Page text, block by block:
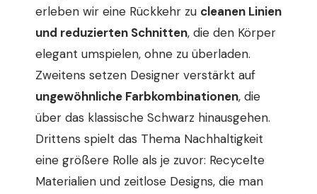
erleben wir eine Rückkehr zu cleanen Linien
und reduzierten Schnitten, die den Körper
elegant umspielen, ohne zu überladen.
Zweitens setzen Designer verstärkt auf
ungewöhnliche Farbkombinationen, die
über das klassische Schwarz hinausgehen.
Drittens spielt das Thema Nachhaltigkeit
eine größere Rolle als je zuvor: Recycelte
Materialien und zeitlose Designs, die man